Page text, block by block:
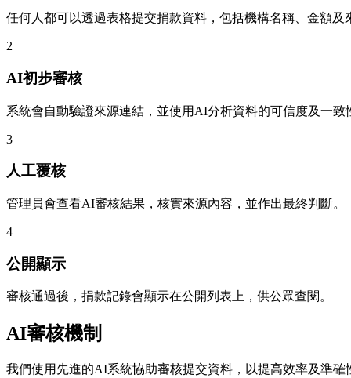
任何人都可以透過表格提交捐款資料，包括機構名稱、金額及
2
AI初步審核
系統會自動驗證來源連結，並使用AI分析資料的可信度及一致
3
人工覆核
管理員會查看AI審核結果，核實來源內容，並作出最終判斷。
4
公開顯示
審核通過後，捐款記錄會顯示在公開列表上，供公眾查閱。
AI審核機制
我們使用先進的AI系統協助審核提交資料，以提高效率及準確